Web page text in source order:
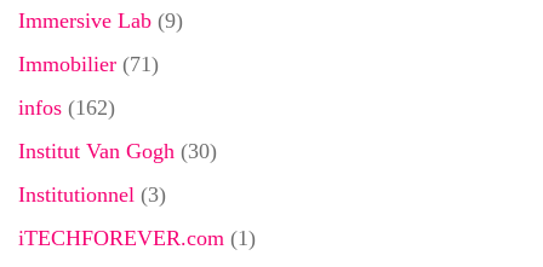
Immersive Lab (9)
Immobilier (71)
infos (162)
Institut Van Gogh (30)
Institutionnel (3)
iTECHFOREVER.com (1)